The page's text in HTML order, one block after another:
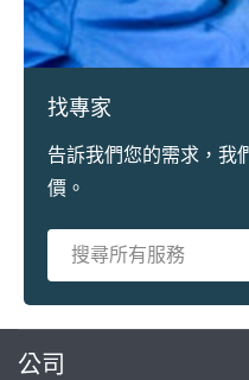
找專家
告訴我們您的需求，我
價。
公司繼續完成